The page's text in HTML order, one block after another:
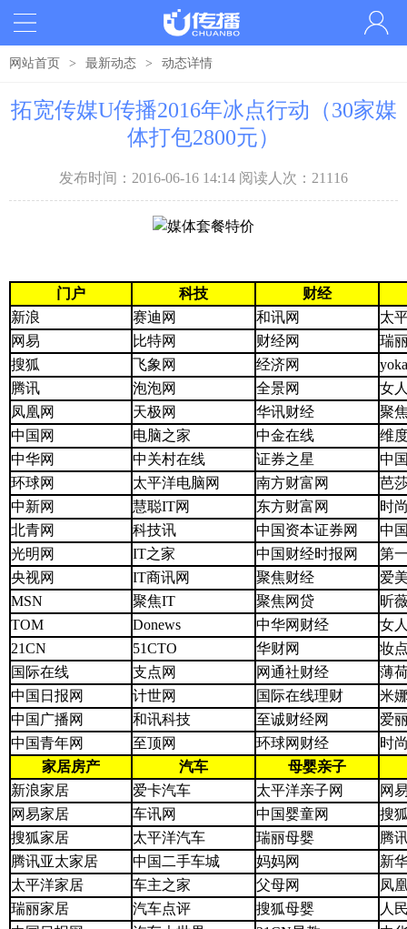
网站首页 > 最新动态 > 动态详情
拓宽传媒U传播2016年冰点行动（30家媒
体打包2800元）
发布时间：2016-06-16 14:14 阅读人次：21116
门户 科技
财经
新浪
赛迪网 和讯网
太
网易
比特网 财经网
瑞
搜狐
飞象网 经济网
腾讯
泡泡网 全景网
女
凤凰网
天极网 华讯财经
聚
中国网
电脑之家 中金在线
维
中华网
中关村在线 证券之星
中
环球网
太平洋电脑网 南方财富网
芭
中新网
慧聪IT网 东方财富网
时
北青网
科技讯 中国资本证券网
中
光明网
IT之家 中国财经时报网
第
央视网
IT商讯网 聚焦财经
爱
MSN
聚焦IT 聚焦网贷
昕
TOM
Donews 中华网财经
女
21CN
51CTO 华财网
妆
国际在线
支点网 网通社财经
薄
中国日报网
计世网 国际在线理财
米
中国广播网
和讯科技 至诚财经网
爱
中国青年网
至顶网 环球网财经
时
家居房产
汽车
母婴亲子
新浪家居
爱卡汽车 太平洋亲子网
网
网易家居
车讯网 中国婴童网
搜
搜狐家居
太平洋汽车 瑞丽母婴
腾
腾讯亚太家居
中国二手车城 妈妈网
新
太平洋家居
车主之家 父母网
凤
瑞丽家居
汽车点评 搜狐母婴
人